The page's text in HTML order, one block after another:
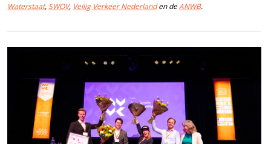
Waterstaat,SWOV, Veilig Verkeer Nederlanden deANWB.